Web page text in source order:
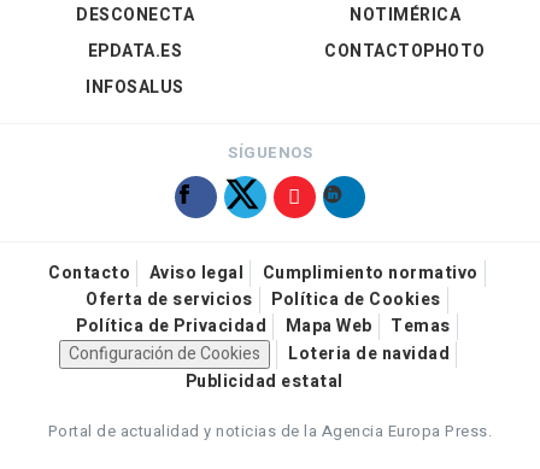
DESCONECTA
EPDATA.ES
INFOSALUS
NOTIMÉRICA
CONTACTOPHOTO
SÍGUENOS
Contacto Aviso legal
Cumplimiento normativo
Oferta de servicios
Política de Cookies
Política de Privacidad
Mapa Web
Temas
Configuración de Cookies
Loteria de navidad
Publicidad estatal
Portal de actualidad y noticias de la Agencia Europa Press.